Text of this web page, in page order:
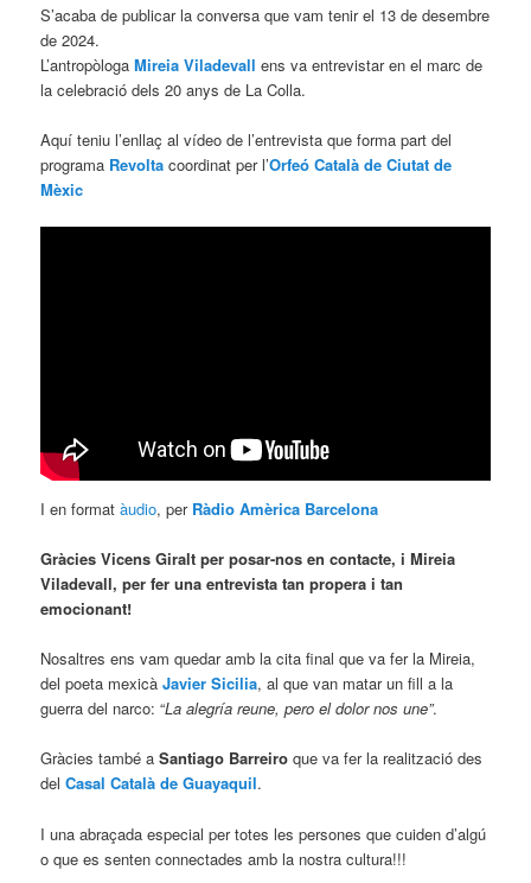
S’acaba de publicar la conversa que vam tenir el 13 de desembre
de 2024.
L’antropòlogaMireia Viladevall ens va entrevistar en el marc de
la celebració dels 20 anys de La Colla.
Aquí teniu l’enllaç al vídeo de l’entrevista que forma part del
programa Revolta coordinat per l’Orfeó Català de Ciutat de
Mèxic
I en formatàudio, per Ràdio Amèrica Barcelona
Gràcies Vicens Giralt per posar-nos en contacte, i Mireia
Viladevall, per fer una entrevista tan propera i tan
emocionant!
Nosaltres ens vam quedar amb la cita final que va fer la Mireia,
del poeta mexicàJavier Sicilia, al que van matar un fill a la
guerra del narco: “La alegría reune, pero el dolor nos une”.
Gràcies també aSantiago Barreiro que va fer la realització des
delCasal Català de Guayaquil.
I una abraçada especial per totes les persones que cuiden d’algú
o que es senten connectades amb la nostra cultura!!!